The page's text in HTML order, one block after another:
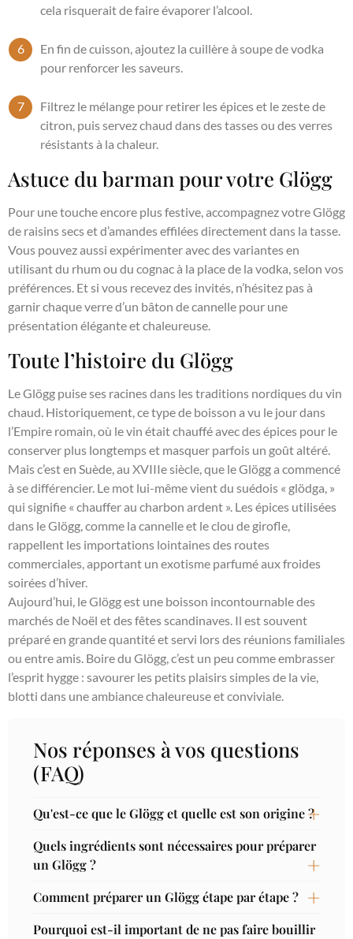
cela risquerait de faire évaporer l’alcool.
En fin de cuisson, ajoutez la cuillère à soupe de vodka
pour renforcer les saveurs.
Filtrez le mélange pour retirer les épices et le zeste de
citron, puis servez chaud dans des tasses ou des verres
résistants à la chaleur.
Astuce du barman pour votre Glögg
Pour une touche encore plus festive, accompagnez votre Glögg
de raisins secs et d’amandes effilées directement dans la tasse.
Vous pouvez aussi expérimenter avec des variantes en
utilisant du rhum ou du cognac à la place de la vodka, selon vos
préférences. Et si vous recevez des invités, n’hésitez pas à
garnir chaque verre d’un bâton de cannelle pour une
présentation élégante et chaleureuse.
Toute l’histoire du Glögg
Le Glögg puise ses racines dans les traditions nordiques du vin
chaud. Historiquement, ce type de boisson a vu le jour dans
l’Empire romain, où le vin était chauffé avec des épices pour le
conserver plus longtemps et masquer parfois un goût altéré.
Mais c’est en Suède, au XVIIIe siècle, que le Glögg a commencé
à se différencier. Le mot lui-même vient du suédois « glödga, »
qui signifie « chauffer au charbon ardent ». Les épices utilisées
dans le Glögg, comme la cannelle et le clou de girofle,
rappellent les importations lointaines des routes
commerciales, apportant un exotisme parfumé aux froides
soirées d’hiver.
Aujourd’hui, le Glögg est une boisson incontournable des
marchés de Noël et des fêtes scandinaves. Il est souvent
préparé en grande quantité et servi lors des réunions familiales
ou entre amis. Boire du Glögg, c’est un peu comme embrasser
l’esprit hygge : savourer les petits plaisirs simples de la vie,
blotti dans une ambiance chaleureuse et conviviale.
Nos réponses à vos questions
(FAQ)
Qu'est-ce que le Glögg et quelle est son origine ?
Quels ingrédients sont nécessaires pour préparer
un Glögg ?
Comment préparer un Glögg étape par étape ?
Pourquoi est-il important de ne pas faire bouillir